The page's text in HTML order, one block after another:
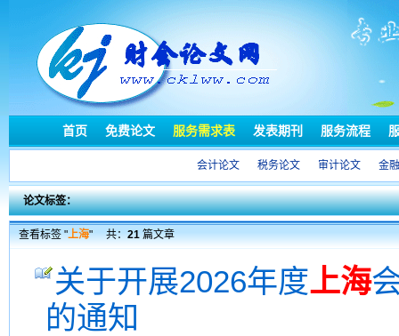
首页 免费论文 服务需求表 发表期刊 服务流程
会计论文 税务论文 审计论文 金
论文标签：
查看标签 "上海" 共：21篇文章
关于开展2026年度上海
的通知